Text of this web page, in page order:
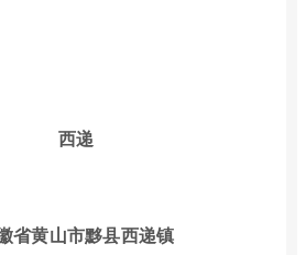
西递
省黄山市黟县西递镇